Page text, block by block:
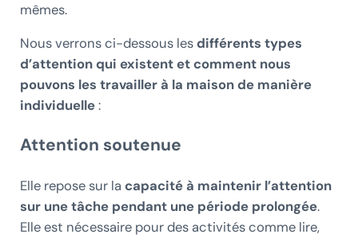
mêmes.
Nous verrons ci-dessous les différents types
d’attention qui existent et comment nous
pouvons les travailler à la maison de manière
individuelle:
Attention soutenue
Elle repose sur la capacité à maintenir l’attention
sur une tâche pendant une période prolongée.
Elle est nécessaire pour des activités comme lire,